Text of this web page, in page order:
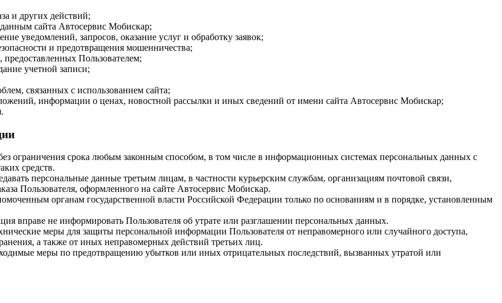
и других действий;
сайта Автосервис Мобискар;
уведомлений, запросов, оказание услуг и обработку заявок;
и предотвращения мошенничества;
Пользователем;
учетной записи;
связанных с использованием сайта;
информации о ценах, новостной рассылки и иных сведений от имени сайта Автосервис Мобискар;
ограничения срока любым законным способом, в том числе в информационных системах персональных данных с
средств.
персональные данные третьим лицам, в частности курьерским службам, организациям почтовой связи,
Пользователя, оформленного на сайте Автосервис Мобискар.
органам государственной власти Российской Федерации только по основаниям и в порядке, установленным
вправе не информировать Пользователя об утрате или разглашении персональных данных.
меры для защиты персональной информации Пользователя от неправомерного или случайного доступа,
а также от иных неправомерных действий третьих лиц.
меры по предотвращению убытков или иных отрицательных последствий, вызванных утратой или